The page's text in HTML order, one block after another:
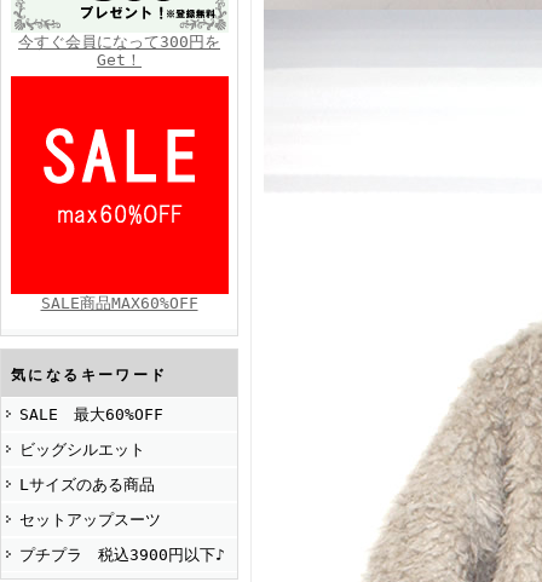
FINEBOYS2025年4月号
今すぐ会員になって300円を
Get！
SALE商品MAX60%OFF
気になるキーワード
SALE 最大60%OFF
ビッグシルエット
Lサイズのある商品
セットアップスーツ
プチプラ 税込3900円以下♪